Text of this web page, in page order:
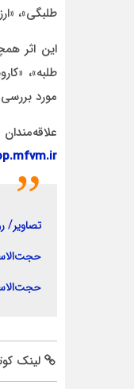
طلبگی»،
این اثر
طلبه»،
مورد
تصاویر/
لینک